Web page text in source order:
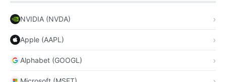
NVIDIA (NVDA)
Apple (AAPL)
Alphabet (GOOGL)